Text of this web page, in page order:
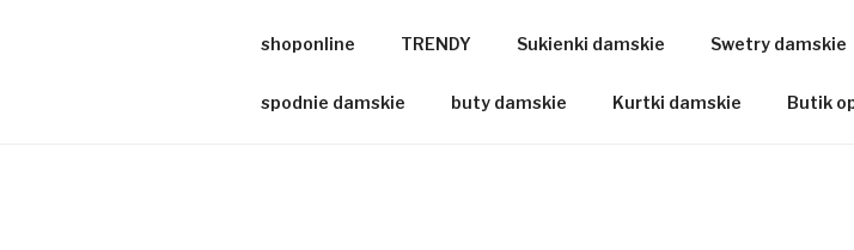
shoponline TRENDY Sukienki damskie Swetry damskie
spodnie damskie buty damskie Kurtki damskie Butik